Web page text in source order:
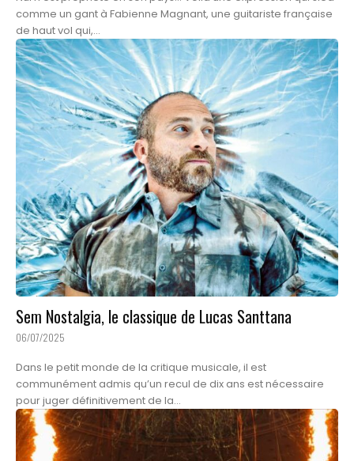
comme un gant à Fabienne Magnant, une guitariste française
de haut vol qui,...
Sem Nostalgia, le classique de Lucas Santtana
06/07/2025
Dans le petit monde de la critique musicale, il est
communément admis qu’un recul de dix ans est nécessaire
pour juger définitivement de la...